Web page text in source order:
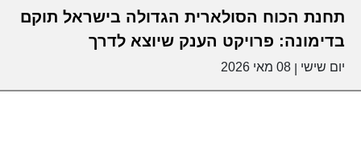
תחנת הכוח הסולארית הגדולה בישראל תוקם
בדימונה: פרויקט הענק שיוצא לדרך
יום שישי 08 מאי 2026